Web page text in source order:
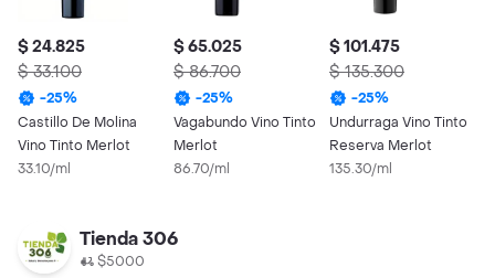
$ 24.825
$ 33.100
-25%
Castillo De Molina
Vino Tinto Merlot
33.10/ml
$ 65.025
$ 86.700
-25%
Vagabundo Vino Tinto
Merlot
86.70/ml
$ 101.475
$ 135.300
-25%
Undurraga Vino Tinto
Reserva Merlot
135.30/ml
Tienda 306
$5000